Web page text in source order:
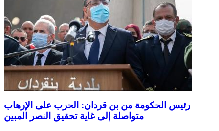
رئيس الحكومة من بن قردان: الحرب على الإرهاب
متواصلة إلى غاية تحقيق النصر المبين